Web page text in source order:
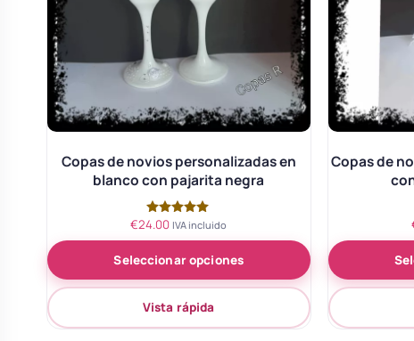
Copas de novios personalizadas en
blanco con pajarita negra
Valorado
de 5
€24.00 IVA incluido
Seleccionar opciones
Vista rápida
Copas de